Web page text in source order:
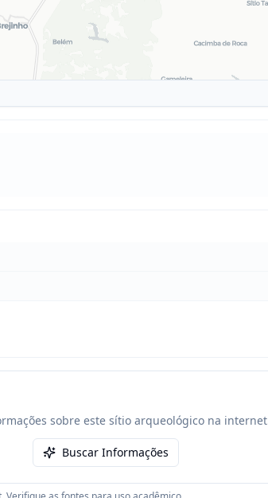
sobre este sítio arqueológico na
Buscar Informações